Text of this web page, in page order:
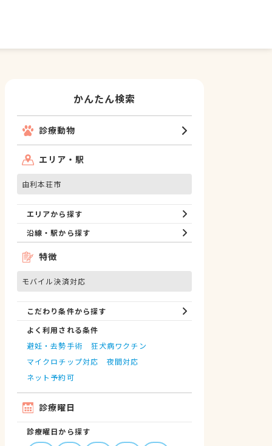
かんたん検索
診療動物
エリア・駅
由利本荘市
エリアから探す
沿線・駅から探す
特徴
モバイル決済対応
こだわり条件から探す
よく利用される条件
避妊・去勢手術
狂犬病ワクチン
マイクロチップ対応
夜間対応
ネット予約可
診療曜日
診療曜日から探す